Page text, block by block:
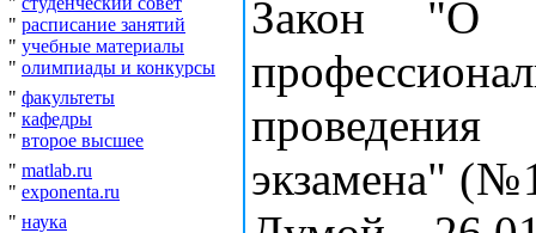
" расписание занятий
" учебные материалы
" олимпиады и конкурсы
" факультеты
" кафедры
" второе высшее
" matlab.ru
" exponenta.ru
" наука
Закон "О
экзамена"